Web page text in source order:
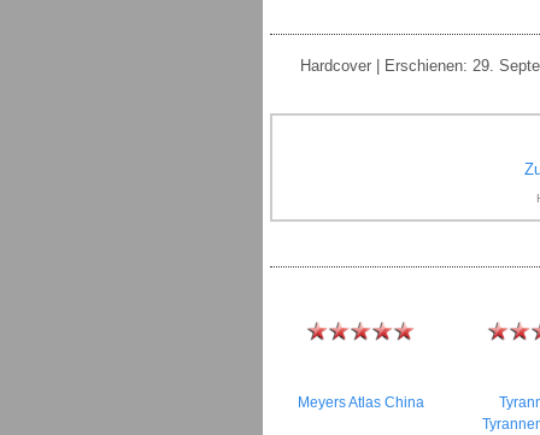
Hardcover | Erschienen: 29.
Meyers Atlas China